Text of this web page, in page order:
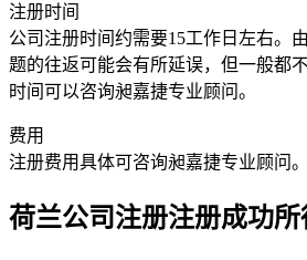
注册时间
公司注册时间约需要15工作日左右。
题的往返可能会有所延误，但一般都
时间可以咨询昶嘉捷专业顾问。
费用
注册费用具体可咨询昶嘉捷专业顾问。
荷兰公司注册注册成功